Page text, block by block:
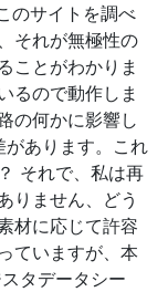
サイトを調べ
それが無極性の
ことがわかりま
るので動作しま
の何かに影響し
あります。これ
それで、私は再
りません、どう
材に応じて許容
ていますが、本
タデータシー